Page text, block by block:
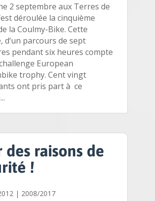
2 septembre aux Terres de
déroulée la cinquième
la Coulmy-Bike. Cette
d‘un parcours de sept
pendant six heures compte
European
trophy. Cent vingt
ont pris part à ce
des raisons de
!
| 2008/2017